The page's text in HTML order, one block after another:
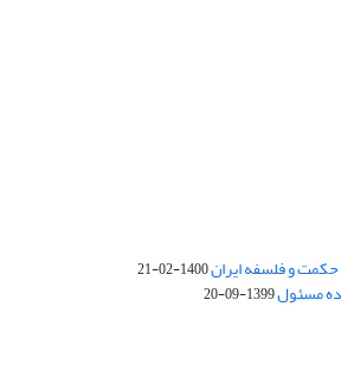
و فلسفه ایران1400-02-21
1399-09-20